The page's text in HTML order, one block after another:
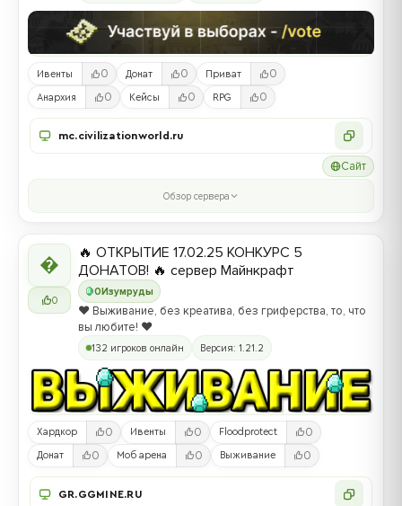
Ивенты 0 Донат 0 Приват 0
Анархия 0 Кейсы 0 RPG 0
mc.civilizationworld.ru
Сайт
Обзор сервера

0
0Изумруды
🔥 ОТКРЫТИЕ 17.02.25 КОНКУРС 5
ДОНАТОВ! 🔥 сервер Майнкрафт
❤️ Выживание, без креатива, без гриферства, то, что
вы любите! ❤️
132 игроков онлайн Версия: 1.21.2
Хардкор 0 Ивенты 0 Floodprotect 0
Донат 0 Моб арена 0 Выживание 0
GR.GGMINE.RU